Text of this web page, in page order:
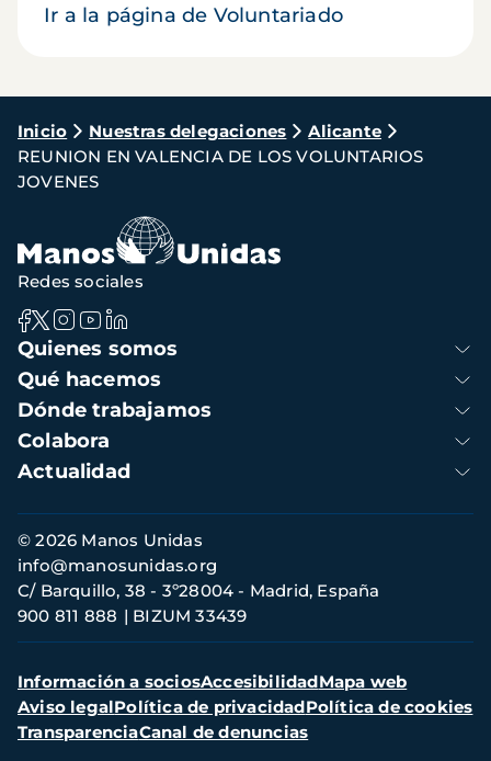
Ir a la página de Voluntariado
Ruta
de
navegación
Inicio Nuestras delegaciones
Alicante
REUNION EN VALENCIA DE LOS VOLUNTARIOS
JOVENES
Navegación
principal
Quienes somos
Qué hacemos
Dónde trabajamos
Colabora
Actualidad
Redes sociales
Información
de
contacto
© 2026 Manos Unidas
C/ Barquillo, 38 - 3º28004 - Madrid, España
900 811 888
BIZUM 33439
info@manosunidas.org
Menú
secundario
Información a sociosAccesibilidadMapa web
Aviso legalPolítica de privacidadPolítica de cookies
TransparenciaCanal de denuncias